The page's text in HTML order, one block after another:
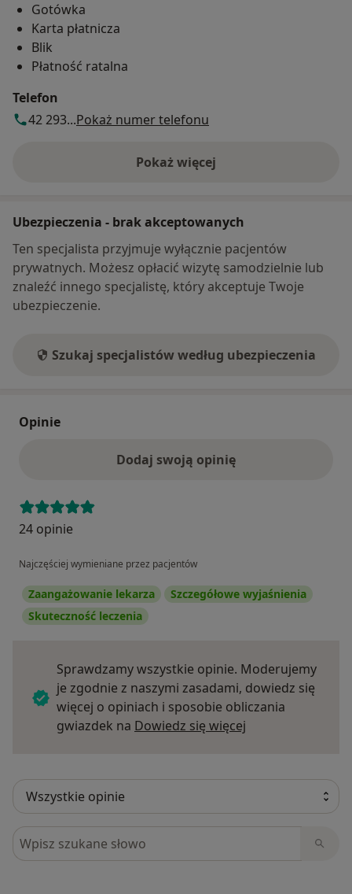
Gotówka
Karta płatnicza
Blik
Płatność ratalna
Telefon
42 293...Pokaż numer telefonu
Pokaż więcej
o adresie
Ubezpieczenia - brak akceptowanych
Ten specjalista przyjmuje wyłącznie pacjentów
prywatnych. Możesz opłacić wizytę samodzielnie lub
znaleźć innego specjalistę, który akceptuje Twoje
ubezpieczenie.
Szukaj specjalistów według ubezpieczenia
Opinie
Dodaj swoją opinię
24 opinie
Najczęściej wymieniane przez pacjentów
Zaangażowanie lekarza
Szczegółowe wyjaśnienia
Skuteczność leczenia
Sprawdzamy wszystkie opinie. Moderujemy
je zgodnie z naszymi zasadami, dowiedz się
więcej o opiniach i sposobie obliczania
gwiazdek na Dowiedz się więcej
Szukaj w opiniach